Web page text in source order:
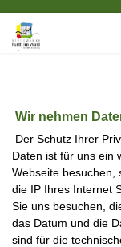
Wir nehmen
Der Schutz Ihrer
Daten ist für uns ein
Webseite besuchen,
die IP Ihres Internet
Sie uns besuchen,
das Datum und die
sind für die